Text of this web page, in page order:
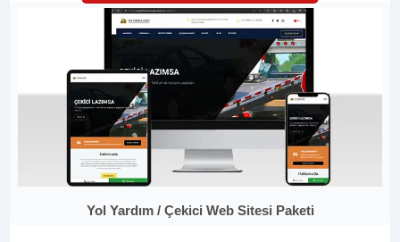
Yol Yardım / Çekici Web Sitesi Paketi